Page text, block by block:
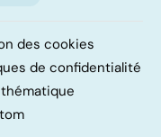
des cookies
de confidentialité